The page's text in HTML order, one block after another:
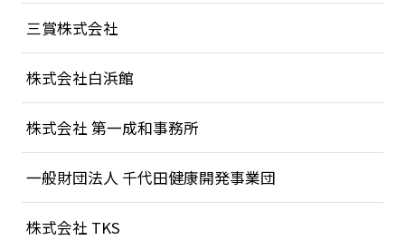
組織概要
沿革
組織体制
アニュアルレポート・各種資料
国際連盟（ILS)について
定款・規程・規則
ライフセービングの活動ガイドライン
三賞株式会社
株式会社白浜館
株式会社 第一成和事務所
一般財団法人 千代田健康開発事業団
株式会社 TKS